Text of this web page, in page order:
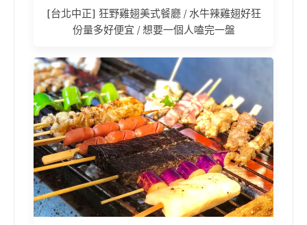
[台北中正] 狂野雞翅美式餐廳 / 水牛辣雞翅好狂
份量多好便宜 / 想要一個人嗑完一盤